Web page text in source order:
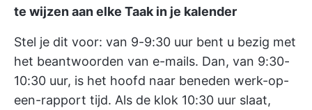
te wijzen aan elke Taak in je kalender
Stel je dit voor: van 9-9:30 uur bent u bezig met
het beantwoorden van e-mails. Dan, van 9:30-
10:30 uur, is het hoofd naar beneden werk-op-
een-rapport tijd. Als de klok 10:30 uur slaat,